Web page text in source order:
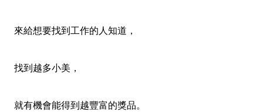
來給想要找到工作的人知道，
找到越多小美，
就有機會能得到越豐富的獎品。